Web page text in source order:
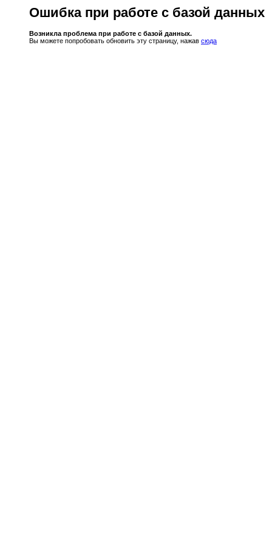
Ошибка при работе с базой данных
Возникла проблема при работе с базой данных.
Вы можете попробовать обновить эту страницу, нажав сюда